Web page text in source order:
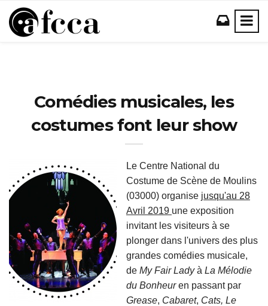
Comédies musicales, les
costumes font leur show
Le Centre National du
Costume de Scène de Moulins
(03000) organise jusqu'au 28
Avril 2019 une exposition
invitant les visiteurs à se
plonger dans l'univers des plus
grandes comédies musicale,
de My Fair Ladyà La Mélodie
du Bonheuren passant par
Grease, Cabaret, Cats, Le